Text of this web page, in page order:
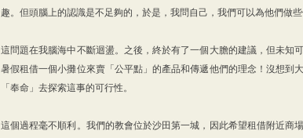
趣。但頭腦上的認識是不足夠的，於是，我問自己，我們可以為他們做些
這問題在我腦海中不斷迴盪。之後，終於有了一個大膽的建議，但未知
暑假租借一個小攤位來賣「公平點」的產品和傳遞他們的理念！沒想到
「奉命」去探索這事的可行性。
這個過程毫不順利。我們的教會位於沙田第一城，因此希望租借附近商